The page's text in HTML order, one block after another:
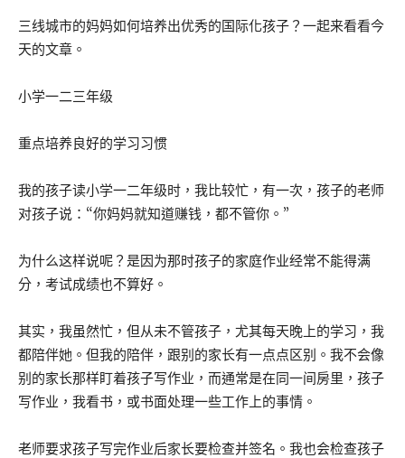
三线城市的妈妈如何培养出优秀的国际化孩子？一起来看看今
天的文章。
小学一二三年级
重点培养良好的学习习惯
我的孩子读小学一二年级时，我比较忙，有一次，孩子的老师
对孩子说：“你妈妈就知道赚钱，都不管你。”
为什么这样说呢？是因为那时孩子的家庭作业经常不能得满
分，考试成绩也不算好。
其实，我虽然忙，但从未不管孩子，尤其每天晚上的学习，我
都陪伴她。但我的陪伴，跟别的家长有一点点区别。我不会像
别的家长那样盯着孩子写作业，而通常是在同一间房里，孩子
写作业，我看书，或书面处理一些工作上的事情。
老师要求孩子写完作业后家长要检查并签名。我也会检查孩子